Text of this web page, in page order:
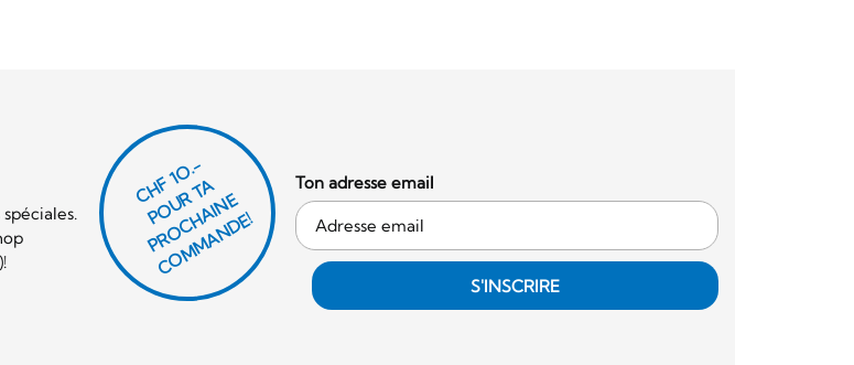
CHF 1O.-
P
O
U
R
T
A
P
R
O
C
H
AI
N
E
C
O
M
M
A
N
D
E!
Ton adresse email
S'INSCRIRE